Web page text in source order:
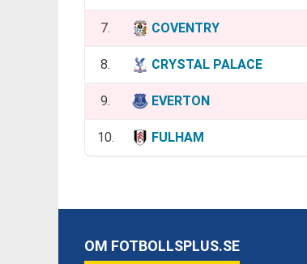
7. COVENTRY
8. CRYSTAL PALACE
9. EVERTON
10. FULHAM
OM FOTBOLLSPLUS.SE